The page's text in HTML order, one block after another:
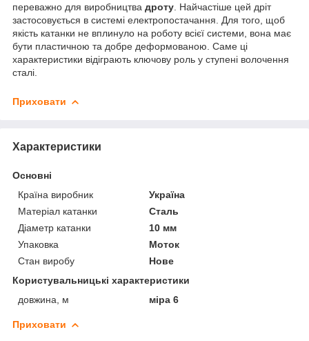
переважно для виробництва дроту . Найчастіше цей дріт
застосовується в системі електропостачання. Для того, щоб
якість катанки не вплинуло на роботу всієї системи, вона має
бути пластичною та добре деформованою. Саме ці
характеристики відіграють ключову роль у ступені волочення
сталі.
Приховати
Характеристики
Основні
Країна виробник
Україна
Матеріал катанки
Сталь
Діаметр катанки
10 мм
Упаковка
Моток
Стан виробу
Нове
Користувальницькі характеристики
довжина, м
міра 6
Приховати